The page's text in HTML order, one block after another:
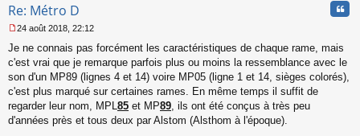
Re: Métro D
e
s
s
g
e
n
24 août 2018, 22:12
Je ne connais pas forcément les caractéristiques de chaque rame, mais
c'est vrai que je remarque parfois plus ou moins la ressemblance avec le
son d'un MP89 (lignes 4 et 14) voire MP05 (ligne 1 et 14, sièges colorés),
c'est plus marqué sur certaines rames. En même temps il suffit de
regarder leur nom, MPL85 et MP89, ils ont été conçus à très peu
d'années près et tous deux par Alstom (Alsthom à l'époque).